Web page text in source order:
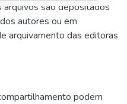
arquivos são depositados
autores ou em
arquivamento das editoras
podem